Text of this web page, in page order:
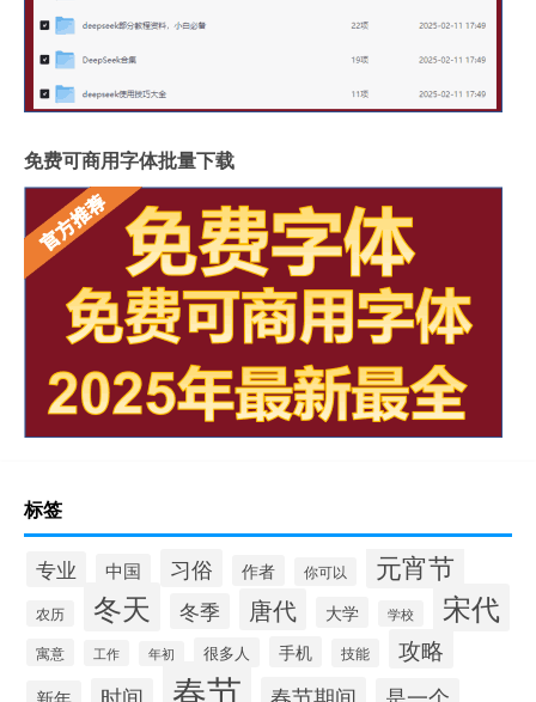
免费可商用字体批量下载
标签
专业 中国 习俗 作者 你可以 元宵节
农历 冬天 冬季 唐代 大学 学校 宋代
寓意 工作 年初 很多人 手机 技能 攻略
春节